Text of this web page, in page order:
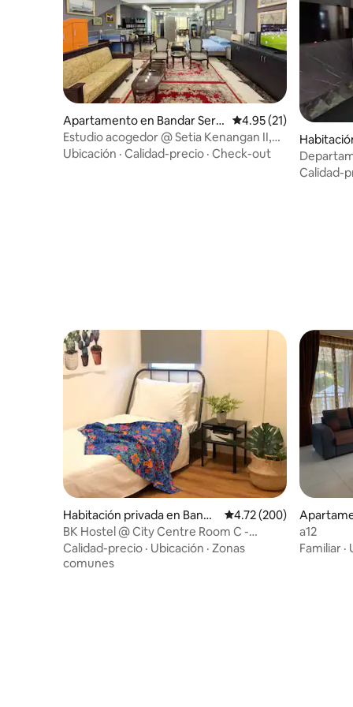
Apartamento en Bandar Seri
Begawan
Calificación
4.95 (21)
Estudio acogedor @ Setia Kenangan II,
Kiulap
Ubicación · Calidad-precio · Check-out
Seri
Calidad-
Habitación privada en Banda
r Seri Begawan
Calificación promedio:
4.72 (200)
BK Hostel @ City Centre Room C -
Habitación individual
Calidad-precio · Ubicación · Zonas
comunes
ng Bunut
a12
Familiar ·